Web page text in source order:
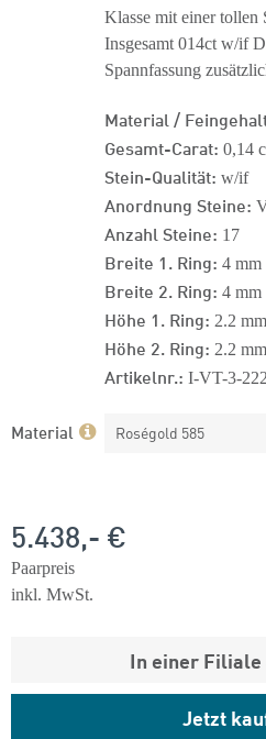
Klasse mit einer tollen
Insgesamt 014ct w/if
Spannfassung
Material /
Gesamt-Carat: 0,14
Stein-Qualität: w/if
Anordnung Steine:
Anzahl Steine: 17
Breite 1. Ring: 4 mm
Breite 2. Ring: 4 mm
Höhe 1. Ring: 2.2 mm
Höhe 2. Ring: 2.2 mm
Artikelnr.: I-VT-3-
Material Roségold 585
5.438,- €
Paarpreis
inkl. MwSt.
In einer Filiale
Jetzt